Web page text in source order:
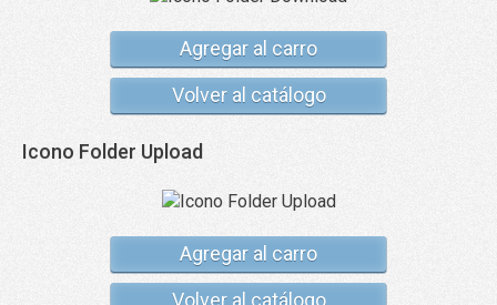
Agregar al carro
Volver al catálogo
Icono Folder Upload
Agregar al carro
Volver al catálogo